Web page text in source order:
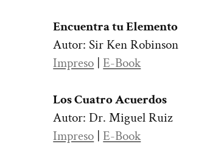
Encuentra tu Elemento
Autor: Sir Ken Robinson
Impreso |E-Book
Los Cuatro Acuerdos
Autor: Dr. Miguel Ruiz
Impreso |E-Book